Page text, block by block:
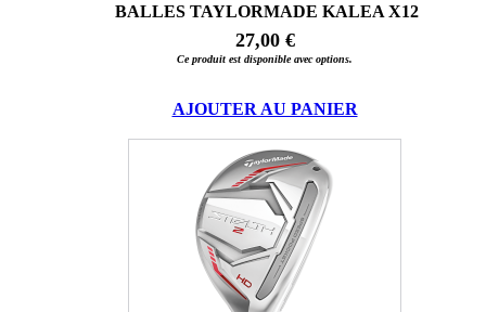
BALLES TAYLORMADE KALEA X12
27,00 €
Ce produit est disponible avec options.
AJOUTER AU PANIER